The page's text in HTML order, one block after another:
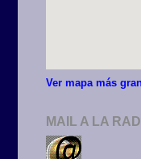
Ver mapa más
MAIL A LA